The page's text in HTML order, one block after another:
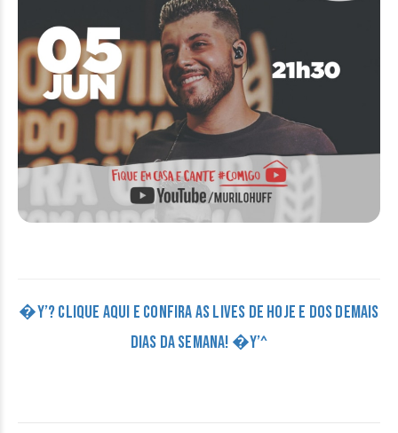
�Y’? CLIQUE AQUI E CONFIRA AS LIVES DE HOJE E DOS DEMAIS
DIAS DA SEMANA! �Y’^